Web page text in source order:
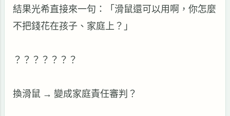
結果光希直接來一句：「滑鼠還可以用啊，你怎麼
不把錢花在孩子、家庭上？」
？？？？？？？
換滑鼠 → 變成家庭責任審判？